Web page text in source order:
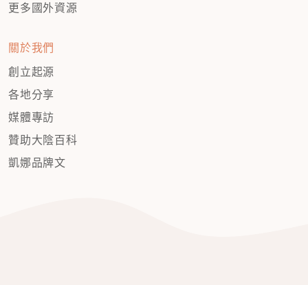
更多國外資源
關於我們
創立起源
各地分享
媒體專訪
贊助大陰百科
凱娜品牌文